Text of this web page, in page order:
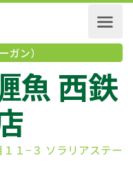
ーガン）
魚 西
１１−３ ソラリアス